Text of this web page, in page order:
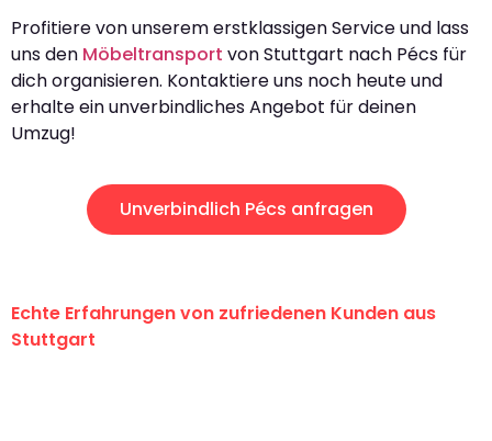
Profitiere von unserem erstklassigen Service und lass
uns den Möbeltransport von Stuttgart nach Pécs für
dich organisieren. Kontaktiere uns noch heute und
erhalte ein unverbindliches Angebot für deinen
Umzug!
Unverbindlich Pécs anfragen
Echte Erfahrungen von zufriedenen Kunden aus
Stuttgart